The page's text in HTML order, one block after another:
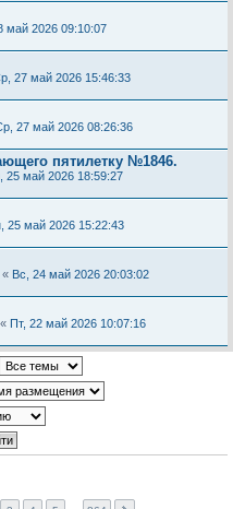
май 2026 09:10:07
27 май 2026 15:46:33
27 май 2026 08:26:36
пятилетку №1846.
25 май 2026 18:59:27
25 май 2026 15:22:43
« Вс, 24 май 2026 20:03:02
« Пт, 22 май 2026 10:07:16